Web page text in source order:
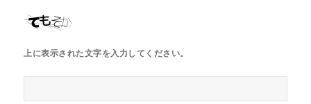
上に表示された文字を入力してください。